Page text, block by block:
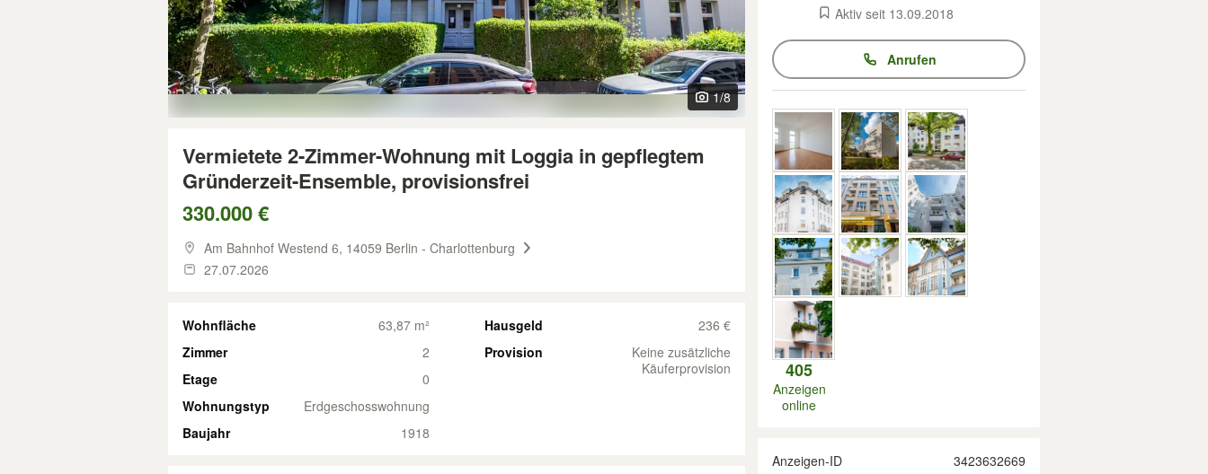
1/8
Vermietete 2-Zimmer-Wohnung mit Loggia in gepflegtem
Gründerzeit-Ensemble, provisionsfrei
330.000 €
Am Bahnhof Westend 6, 14059 Berlin - Charlottenburg
27.07.2026
Wohnfläche
63,87 m²
Zimmer
2
Etage
0
Wohnungstyp
Erdgeschosswohnung
Baujahr
1918
Hausgeld
236 €
Provision
Keine zusätzliche
Käuferprovision
Aktiv seit 13.09.2018
Anrufen
405
Anzeigen
online
Anzeigen-ID 3423632669